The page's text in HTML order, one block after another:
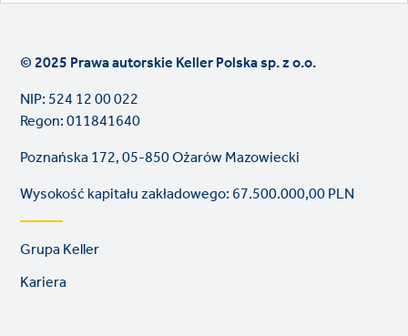
© 2025 Prawa autorskie Keller Polska sp. z o.o.
NIP: 524 12 00 022
Regon: 011841640
Poznańska 172, 05-850 Ożarów Mazowiecki
Wysokość kapitału zakładowego: 67.500.000,00 PLN
Footer
links
Grupa Keller
Kariera